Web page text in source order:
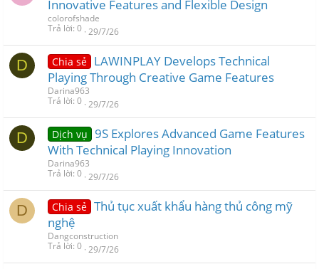
Innovative Features and Flexible Design
colorofshade
Trả lời 0 29/7/26
D Chia sẻ LAWINPLAY Develops Technical
Playing Through Creative Game Features
Darina963
Trả lời 0 29/7/26
D Dịch vụ
9S Explores Advanced Game Features
With Technical Playing Innovation
Darina963
Trả lời 0 29/7/26
D Chia sẻ Thủ tục xuất khẩu hàng thủ công mỹ
nghệ
Dangconstruction
Trả lời 0 29/7/26